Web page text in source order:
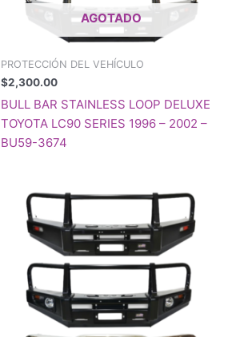
AGOTADO
PROTECCIÓN DEL VEHÍCULO
$2,300.00
BULL BAR STAINLESS LOOP DELUXE
TOYOTA LC90 SERIES 1996 – 2002 –
BU59-3674